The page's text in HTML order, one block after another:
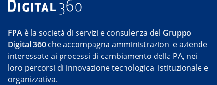
FPA è la società di servizi e consulenza del Gruppo
Digital 360 che accompagna amministrazioni e aziende
interessate ai processi di cambiamento della PA, nei
loro percorsi di innovazione tecnologica, istituzionale e
organizzativa.